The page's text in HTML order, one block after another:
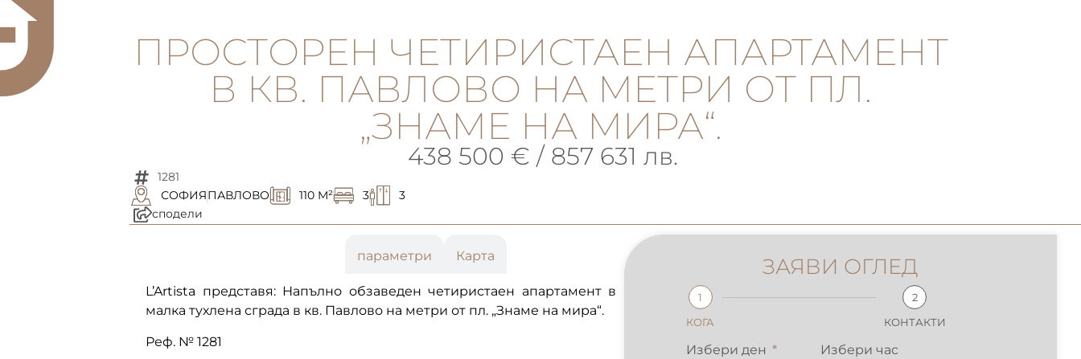
ПРОСТОРЕН ЧЕТИРИСТАЕН АПАРТАМЕНТ
В КВ. ПАВЛОВО НА МЕТРИ ОТ ПЛ.
„ЗНАМЕ НА МИРА“.
438 500 € / 857 631 лв.
1281
СОФИЯПАВЛОВО 110 M² 3
3
сподели
параметри Карта
L’Artista представя: Напълно обзаведен четиристаен апартамент в
малка тухлена сграда в кв. Павлово на метри от пл. „Знаме на мира“.
Реф. № 1281
ЗАЯВИ ОГЛЕД
1
КОГА
2
КОНТАКТИ
Избери ден Избери час